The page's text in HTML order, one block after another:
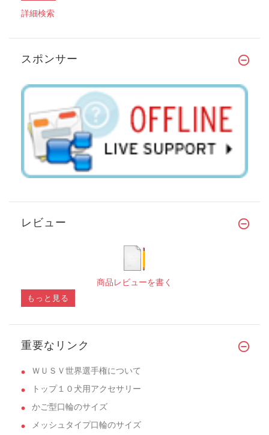
詳細検索
スポンサー
レビュー
商品レビューを書く
もっと見る
重要なリンク
ＷＵＳＶ世界選手権について
トップ１０犬用アクセサリー
かご型口輪のサイズ
メッシュタイプ口輪のサイズ